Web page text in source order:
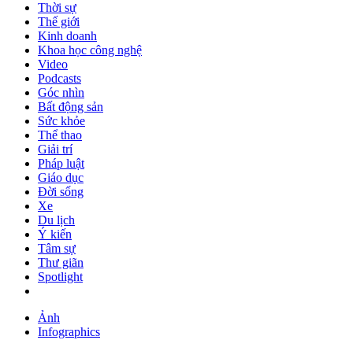
Thời sự
Thế giới
Kinh doanh
Khoa học công nghệ
Video
Podcasts
Góc nhìn
Bất động sản
Sức khỏe
Thể thao
Giải trí
Pháp luật
Giáo dục
Đời sống
Xe
Du lịch
Ý kiến
Tâm sự
Thư giãn
Spotlight
Ảnh
Infographics